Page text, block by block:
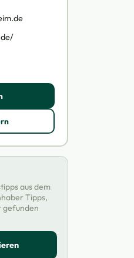
aus dem
Tipps,
gefunden